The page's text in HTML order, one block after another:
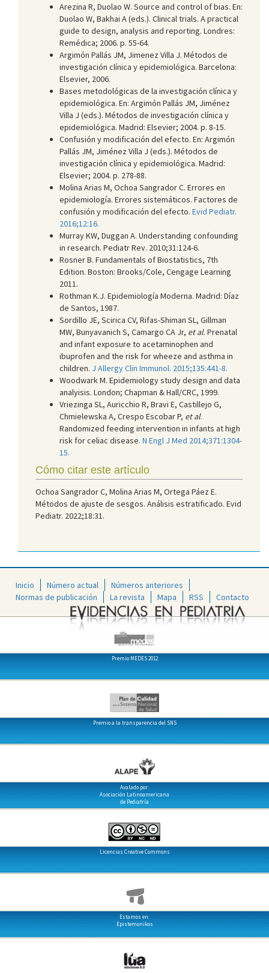
Arezina R, Duolao W. Source and control of bias. En:
Duolao W, Bakhai A (eds.). Clinical trials. A practical
guide to design, analysis and reporting. Londres:
Remédica; 2006. p. 55-64.
Argimón Pallás JM, Jimenez Villa J. Métodos de
investigación clínica y epidemiológica. Barcelona:
Elsevier, 2006.
Bases metodológicas de la investigación clínica y
epidemiológica. En: Argimón Pallás JM, Jiménez
Villa J (eds.). Métodos de investigación clínica y
epidemiológica. Madrid: Elsevier; 2004. p. 8-15.
Confusión y modificación del efecto. En: Argimón
Pallás JM, Jiménez Villa J (eds.). Métodos de
investigación clínica y epidemiológica. Madrid:
Elsevier; 2004. p. 278-88.
Molina Arias M, Ochoa Sangrador C. Errores en
epidemiología. Errores sistemáticos. Factores de
confusión y modificación del efecto. Evid Pediatr.
2016;12:16.
Murray KW, Duggan A. Understanding confounding
in research. Pediatr Rev. 2010;31:124-6.
Rosner B. Fundamentals of Biostatistics, 7th
Edition. Boston: Brooks/Cole, Cengage Learning
2011.
Rothman K.J. Epidemiología Moderna. Madrid: Díaz
de Santos, 1987.
Sordillo JE, Scirica CV, Rifas-Shiman SL, Gillman
MW, Bunyavanich S, Camargo CA Jr, et al. Prenatal
and infant exposure to acetaminophen and
ibuprofen and the risk for wheeze and asthma in
children. J Allergy Clin Immunol. 2015;135:441-8.
Woodwark M. Epidemiology study design and data
analyisis. London; Chapman & Hall/CRC, 1999.
Vriezinga SL, Auricchio R, Bravi E, Castillejo G,
Chmielewska A, Crespo Escobar P, et al.
Randomized feeding intervention in infants at high
risk for celiac disease. N Engl J Med 2014;371:1304-
15.
Cómo citar este artículo
Ochoa Sangrador C, Molina Arias M, Ortega Páez E.
Métodos de ajuste de sesgos. Análisis estratificado. Evid
Pediatr. 2022;18:31.
Inicio Número actual
Números anteriores
Normas de publicación
La revista Mapa RSS Contacto
Premio MEDES 2012
Premio a la transparencia del SNS
Avalado por:
Asociación Latinoamericana
de Pediatría
Licencias Creative Commons
Estamos en:
Epistemonikos